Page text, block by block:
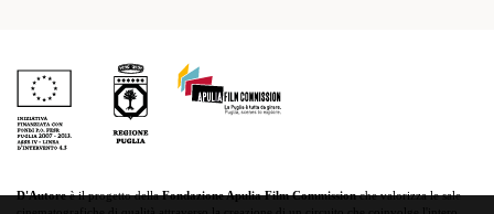
D'Autoreè il progetto dellaFondazione Apulia Film Commissionche valorizza le sale